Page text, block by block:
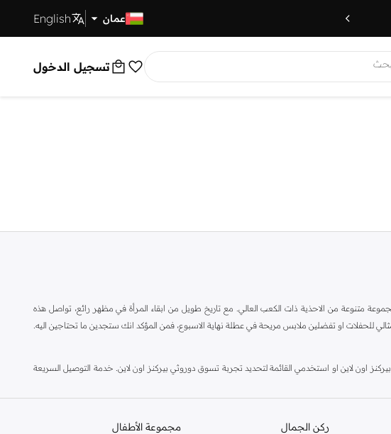
عمان English
تسجيل الدخول
متنوعة من الاحذية ذات الكعب العالي. مع تاريخ طويل من ابقاء المرأة في مظهر رائع، تواصل هذه
للحفلات او تفضلين ملابس مريحة في عطلة نهاية الاسبوع، فمن المؤكد انك ستجدين ما تحتاجين اليه.
اون لاين او استخدمي القائمة لتحديد تجربة تسوق دوروثي بيركنز اون لاين. خدمة التوصيل السريعة
ركن الجمال مجموعة الأطفال